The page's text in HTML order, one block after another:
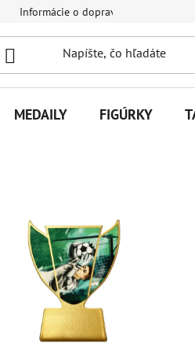
Informácie o doprave
MEDAILY FIGÚRKY